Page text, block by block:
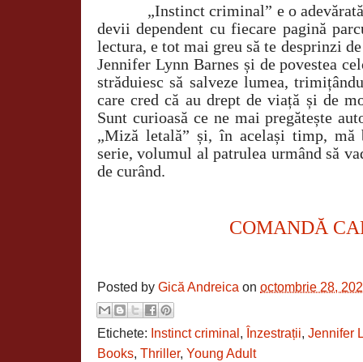
„Instinct criminal” e o adevărată
devii dependent cu fiecare pagină
lectura, e tot mai greu să te desprinzi
Jennifer Lynn Barnes și de povestea
străduiesc să salveze lumea,
care cred că au drept de viață și de
Sunt curioasă ce ne mai pregătește
„Miză letală” și, în același timp,
serie, volumul al patrulea urmând să
de curând.
COMANDĂ
Posted by Gică Andreica on octombrie 28,
Etichete: Instinct criminal , Înzestrații, Jennifer
Books, Thriller, Young Adult